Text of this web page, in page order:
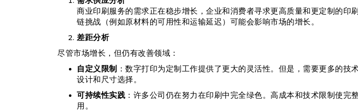
商业印刷服务的需求正在稳步增长，企业和消费者寻求更高质量和更定制的印
链挑战（例如原材料的可用性和运输延迟）可能会影响市场的增长。
差距分析
尽管市场增长，但仍有改善领域：
自定义限制 ：数字打印为定制工作提供了更大的灵活性。但是，需要更多的技
设计和尺寸选择。
可持续性实践 ：许多公司仍在努力在印刷中完全绿色。高成本和技术限制使完
用。